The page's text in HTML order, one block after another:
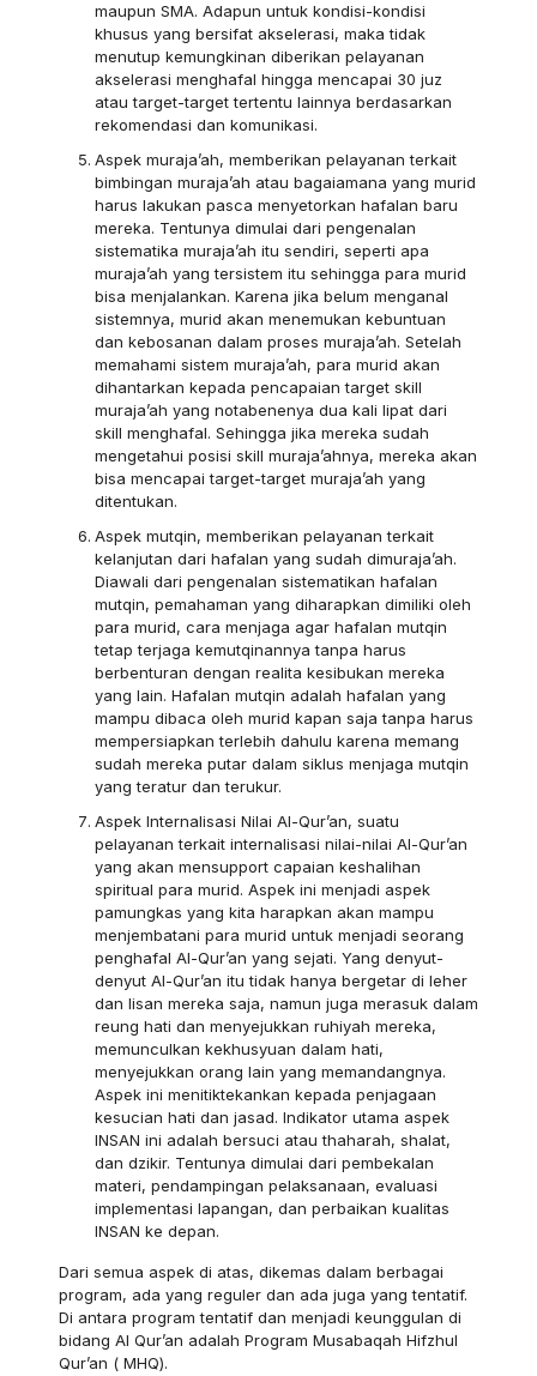
maupun SMA. Adapun untuk kondisi-kondisi
khusus yang bersifat akselerasi, maka tidak
menutup kemungkinan diberikan pelayanan
akselerasi menghafal hingga mencapai 30 juz
atau target-target tertentu lainnya berdasarkan
rekomendasi dan komunikasi.
Aspek muraja’ah, memberikan pelayanan terkait
bimbingan muraja’ah atau bagaiamana yang murid
harus lakukan pasca menyetorkan hafalan baru
mereka. Tentunya dimulai dari pengenalan
sistematika muraja’ah itu sendiri, seperti apa
muraja’ah yang tersistem itu sehingga para murid
bisa menjalankan. Karena jika belum menganal
sistemnya, murid akan menemukan kebuntuan
dan kebosanan dalam proses muraja’ah. Setelah
memahami sistem muraja’ah, para murid akan
dihantarkan kepada pencapaian target skill
muraja’ah yang notabenenya dua kali lipat dari
skill menghafal. Sehingga jika mereka sudah
mengetahui posisi skill muraja’ahnya, mereka akan
bisa mencapai target-target muraja’ah yang
ditentukan.
Aspek mutqin, memberikan pelayanan terkait
kelanjutan dari hafalan yang sudah dimuraja’ah.
Diawali dari pengenalan sistematikan hafalan
mutqin, pemahaman yang diharapkan dimiliki oleh
para murid, cara menjaga agar hafalan mutqin
tetap terjaga kemutqinannya tanpa harus
berbenturan dengan realita kesibukan mereka
yang lain. Hafalan mutqin adalah hafalan yang
mampu dibaca oleh murid kapan saja tanpa harus
mempersiapkan terlebih dahulu karena memang
sudah mereka putar dalam siklus menjaga mutqin
yang teratur dan terukur.
Aspek Internalisasi Nilai Al-Qur’an, suatu
pelayanan terkait internalisasi nilai-nilai Al-Qur’an
yang akan mensupport capaian keshalihan
spiritual para murid. Aspek ini menjadi aspek
pamungkas yang kita harapkan akan mampu
menjembatani para murid untuk menjadi seorang
penghafal Al-Qur’an yang sejati. Yang denyut-
denyut Al-Qur’an itu tidak hanya bergetar di leher
dan lisan mereka saja, namun juga merasuk dalam
reung hati dan menyejukkan ruhiyah mereka,
memunculkan kekhusyuan dalam hati,
menyejukkan orang lain yang memandangnya.
Aspek ini menitiktekankan kepada penjagaan
kesucian hati dan jasad. Indikator utama aspek
INSAN ini adalah bersuci atau thaharah, shalat,
dan dzikir. Tentunya dimulai dari pembekalan
materi, pendampingan pelaksanaan, evaluasi
implementasi lapangan, dan perbaikan kualitas
INSAN ke depan.
Dari semua aspek di atas, dikemas dalam berbagai
program, ada yang reguler dan ada juga yang tentatif.
Di antara program tentatif dan menjadi keunggulan di
bidang Al Qur’an adalah Program Musabaqah Hifzhul
Qur’an ( MHQ).